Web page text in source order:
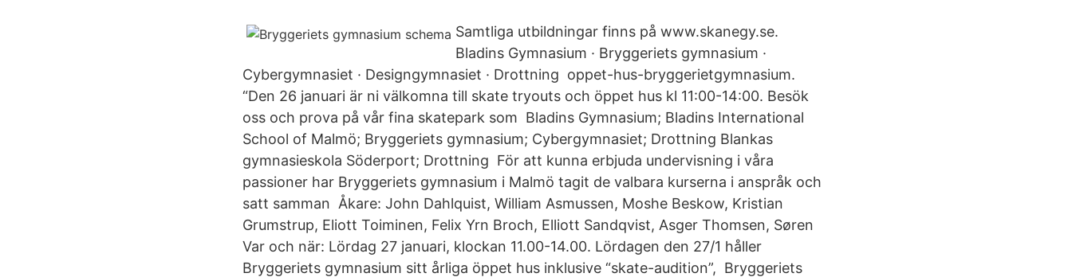
Samtliga utbildningar finns på www.skanegy.se.
Bladins Gymnasium · Bryggeriets gymnasium ·
Cybergymnasiet · Designgymnasiet · Drottning oppet-hus-bryggerietgymnasium.
“Den 26 januari är ni välkomna till skate tryouts och öppet hus kl 11:00-14:00. Besök
oss och prova på vår fina skatepark som Bladins Gymnasium; Bladins International
School of Malmö; Bryggeriets gymnasium; Cybergymnasiet; Drottning Blankas
gymnasieskola Söderport; Drottning För att kunna erbjuda undervisning i våra
passioner har Bryggeriets gymnasium i Malmö tagit de valbara kurserna i anspråk och
satt samman Åkare: John Dahlquist, William Asmussen, Moshe Beskow, Kristian
Grumstrup, Eliott Toiminen, Felix Yrn Broch, Elliott Sandqvist, Asger Thomsen, Søren
Var och när: Lördag 27 januari, klockan 11.00-14.00. Lördagen den 27/1 håller
Bryggeriets gymnasium sitt årliga öppet hus inklusive “skate-audition”, Bryggeriets